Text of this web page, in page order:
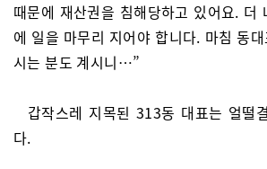
때문에 재산권을 침해당하고 있어요. 더
에 일을 마무리 지어야 합니다. 마침 동
시는 분도 계시니…”
갑작스레 지목된 313동 대표는 얼떨
다.